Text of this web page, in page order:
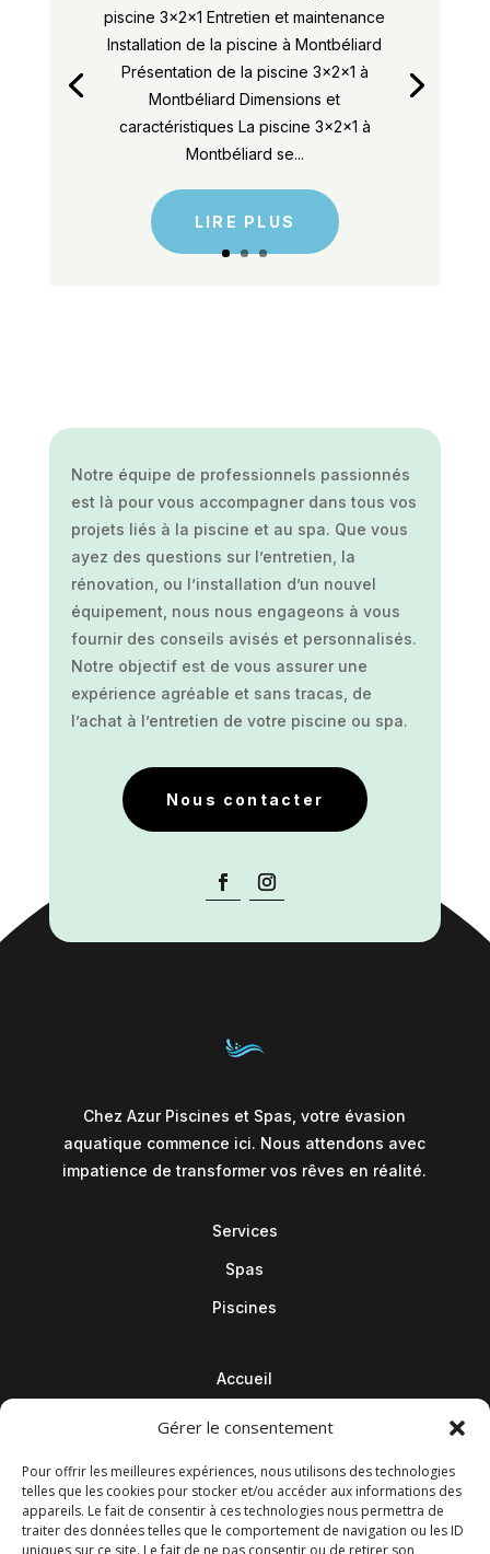
Gérer le consentement
Pour offrir les meilleures expériences, nous utilisons des technologies
telles que les cookies pour stocker et/ou accéder aux informations des
appareils. Le fait de consentir à ces technologies nous permettra de
traiter des données telles que le comportement de navigation ou les ID
uniques sur ce site. Le fait de ne pas consentir ou de retirer son
piscine 3x2x1 Entretien et maintenance
Installation de la piscine à Montbéliard
Présentation de la piscine 3x2x1 à
Montbéliard Dimensions et
caractéristiques La piscine 3x2x1 à
Montbéliard se...
LIRE PLUS
Notre équipe de professionnels passionnés
est là pour vous accompagner dans tous vos
projets liés à la piscine et au spa. Que vous
ayez des questions sur l’entretien, la
rénovation, ou l’installation d’un nouvel
équipement, nous nous engageons à vous
fournir des conseils avisés et personnalisés.
Notre objectif est de vous assurer une
expérience agréable et sans tracas, de
l’achat à l’entretien de votre piscine ou spa.
Nous contacter
Chez Azur Piscines et Spas, votre évasion
aquatique commence ici. Nous attendons avec
impatience de transformer vos rêves en réalité.
Services
Spas
Piscines
Accueil